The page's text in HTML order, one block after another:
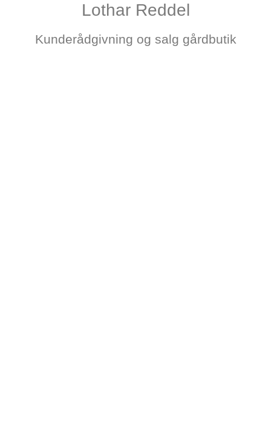
Lothar Reddel
Kunderådgivning og salg gårdbutik